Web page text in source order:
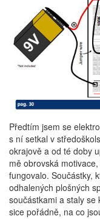
Předtím jsem se
s ní setkal v
okrajově a od té doby
mě obrovská
fungovalo. Součástky,
odhalených plošných
součástkami a staly se
sice pořádně, na co